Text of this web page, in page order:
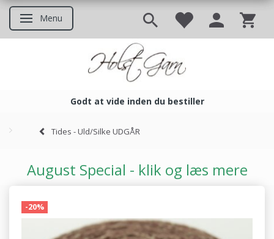
Skifte navigation
Menu
Godt at vide inden du bestiller
Tides - Uld/Silke UDGÅR
August Special - klik og læs mere
-20%